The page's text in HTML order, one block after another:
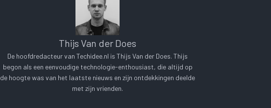
Thijs Van der Does
De hoofdredacteur van Techidee.nl is Thijs Van der Does. Thijs
begon als een eenvoudige technologie-enthousiast, die altijd op
de hoogte was van het laatste nieuws en zijn ontdekkingen deelde
met zijn vrienden.